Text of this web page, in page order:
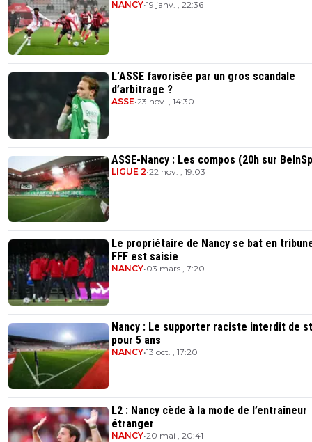
NANCY•19 janv. , 22:36
L’ASSE favorisée par un gros scandale
d’arbitrage ?
ASSE•23 nov. , 14:30
ASSE-Nancy : Les compos (20h sur
LIGUE 2•22 nov. , 19:03
Le propriétaire de Nancy se bat en
FFF est saisie
NANCY•03 mars , 7:20
Nancy : Le supporter raciste interdit de
pour 5 ans
NANCY•13 oct. , 17:20
L2 : Nancy cède à la mode de l’entraîneur
étranger
NANCY•20 mai , 20:41